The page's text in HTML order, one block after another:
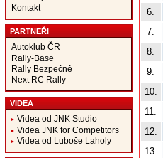
Kontakt
PARTNEŘI
Autoklub ČR
Rally-Base
Rally Bezpečně
Next RC Rally
VIDEA
Videa od JNK Studio
Videa JNK for Competitors
Videa od Luboše Laholy
6.
7.
8.
9.
10.
11.
12.
13.